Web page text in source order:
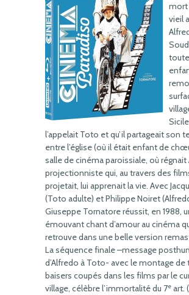
mort
vieil
l’appelait Toto et qu’il partageait son
entre l’église (où il était enfant de
salle de cinéma paroissiale, où
projectionniste qui, au travers des
projetait, lui apprenait la vie. Avec
(Toto adulte) et Philippe Noiret
Giuseppe Tornatore réussit, en 1988,
émouvant chant d’amour au cinéma
retrouve dans une belle version
La séquence finale –message
d’Alfredo à Toto- avec le montage de
baisers coupés dans les films par le
village, célèbre l’immortalité du 7e art.